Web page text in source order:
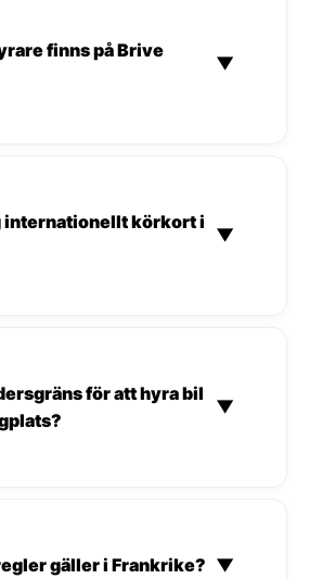
finns på Brive
▼
internationellt körkort i
▼
för att hyra bil
▼
gäller i Frankrike? ▼